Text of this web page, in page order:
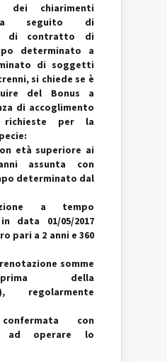
dei chiarimenti
a seguito di
di contratto di
determinato a
di soggetti
si chiede se è
del Bonus a
di accoglimento
richieste per la
età superiore ai
assunta con
determinato dal
a tempo
data 01/05/2017
pari a 2 anni e 360
somme
della
regolarmente
con
ad operare lo